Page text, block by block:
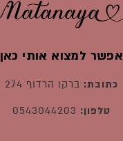
אפשר למצוא אותי כאן
כתובת: ברקן הרדוף 274
טלפון: